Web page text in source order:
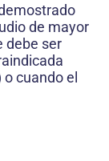
de mayor
debe ser
cuando el